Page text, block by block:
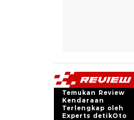
Temukan Review
Kendaraan
Terlengkap oleh
Experts detikOto